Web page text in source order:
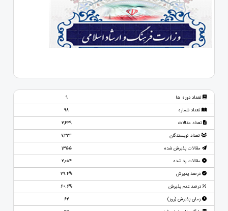
تعداد دوره ها
9
تعداد شماره
98
تعداد مقالات
3,439
تعداد نویسندگان
7,324
مقالات پذیرش شده
1,355
مقالات رد شده
2,084
درصد پذیرش
39.4%
درصد عدم پذیرش
60.6%
زمان پذیرش (روز)
62